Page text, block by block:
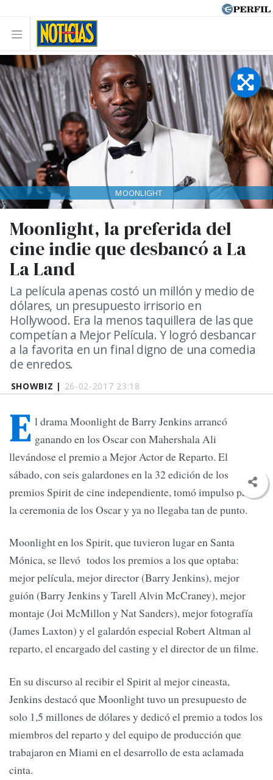
SHOWBIZ | 26-02-2017 23:18
Moonlight, la preferida del
cine indie que desbancó a La
La Land
La película apenas costó un millón y medio de
dólares, un presupuesto irrisorio en
Hollywood. Era la menos taquillera de las que
competían a Mejor Película. Y logró desbancar
a la favorita en un final digno de una comedia
de enredos.
MOONLIGHT
E l drama Moonlight de Barry Jenkins arrancó
ganando en los Oscar con Mahershala Ali
llevándose el premio a Mejor Actor de Reparto. El
sábado, con seis galardones en la 32 edición de los
premios Spirit de cine independiente, tomó impulso para
la ceremonia de los Oscar y ya no llegaba tan de punto.
Moonlight en los Spirit, que tuvieron lugar en Santa
Mónica, se llevó todos los premios a los que optaba:
mejor película, mejor director (Barry Jenkins), mejor
guión (Barry Jenkins y Tarell Alvin McCraney), mejor
montaje (Joi McMillon y Nat Sanders), mejor fotografía
(James Laxton) y el galardón especial Robert Altman al
reparto, el encargado del casting y el director de un filme.
En su discurso al recibir el Spirit al mejor cineasta,
Jenkins destacó que Moonlight tuvo un presupuesto de
solo 1,5 millones de dólares y dedicó el premio a todos los
miembros del reparto y del equipo de producción que
trabajaron en Miami en el desarrollo de esta aclamada
cinta.